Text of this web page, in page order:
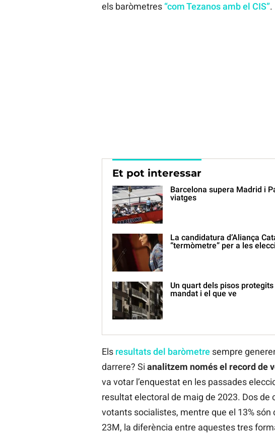
els baròmetres “com Tezanos amb el CIS”.
Et pot interessar
Barcelona supera Madrid i
viatges
La candidatura d’Aliança
“termòmetre” per a les
Un quart dels pisos
mandat i el que ve
Els resultats del baròmetre sempre
darrere? Si analitzem només el record de
va votar l’enquestat en les passades
resultat electoral de maig de 2023. Dos de
votants socialistes, mentre que el 13% són
23M, la diferència entre aquestes tres